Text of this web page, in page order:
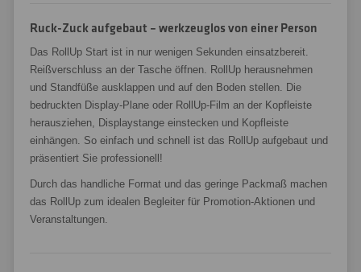
Ruck-Zuck aufgebaut – werkzeuglos von einer Person
Das RollUp Start ist in nur wenigen Sekunden einsatzbereit.
Reißverschluss an der Tasche öffnen. RollUp herausnehmen
und Standfüße ausklappen und auf den Boden stellen. Die
bedruckten Display-Plane oder RollUp-Film an der Kopfleiste
herausziehen, Displaystange einstecken und Kopfleiste
einhängen. So einfach und schnell ist das RollUp aufgebaut und
präsentiert Sie professionell!
Durch das handliche Format und das geringe Packmaß machen
das RollUp zum idealen Begleiter für Promotion-Aktionen und
Veranstaltungen.